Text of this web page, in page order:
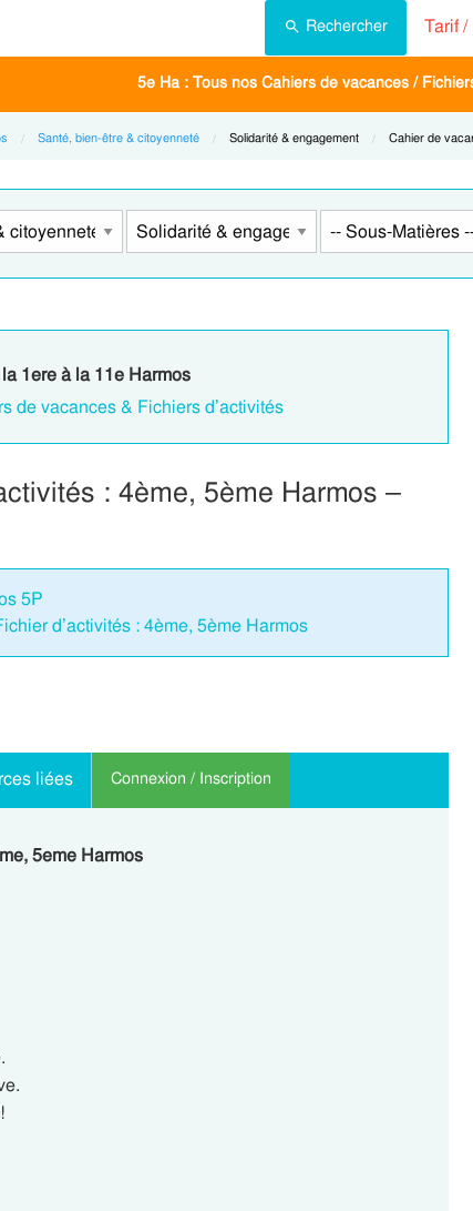
Rechercher Tarif /
5e Ha : Tous nos Cahiers de vacances /
Santé, bien-être & citoyenneté Current:
Solidarité & engagement Current:
Cahier de
1ere à la 11e Harmos
de vacances & Fichiers d’activités
: 4ème, 5ème Harmos –
5P
d’activités : 4ème, 5ème Harmos
liées Connexion / Inscription
5eme Harmos